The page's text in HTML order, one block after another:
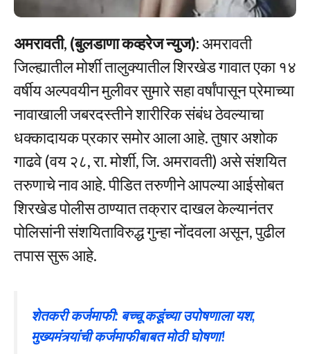
अमरावती, (बुलडाणा कव्हरेज न्युज):अमरावती
जिल्ह्यातील मोर्शी तालुक्यातील शिरखेड गावात एका १४
वर्षीय अल्पवयीन मुलीवर सुमारे सहा वर्षांपासून प्रेमाच्या
नावाखाली जबरदस्तीने शारीरिक संबंध ठेवल्याचा
धक्कादायक प्रकार समोर आला आहे. तुषार अशोक
गाढवे (वय २८, रा. मोर्शी, जि. अमरावती) असे संशयित
तरुणाचे नाव आहे. पीडित तरुणीने आपल्या आईसोबत
शिरखेड पोलीस ठाण्यात तक्रार दाखल केल्यानंतर
पोलिसांनी संशयिताविरुद्ध गुन्हा नोंदवला असून, पुढील
तपास सुरू आहे.
शेतकरी कर्जमाफी: बच्चू कडूंच्या उपोषणाला यश,
मुख्यमंत्र्यांची कर्जमाफीबाबत मोठी घोषणा!